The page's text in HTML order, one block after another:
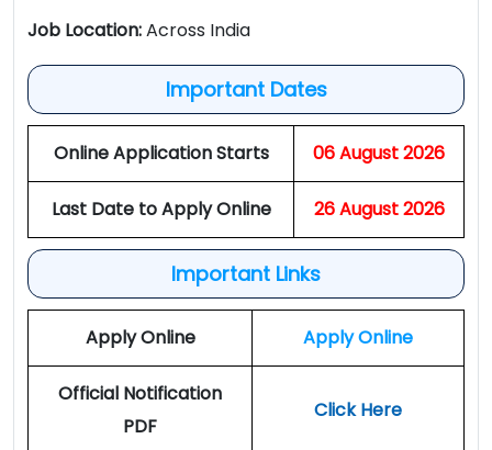
Job Location:Across India
Important Dates
Online Application Starts 06 August 2026
Last Date to Apply Online 26 August 2026
Important Links
Apply Online Apply Online
Official Notification
PDF
Click Here